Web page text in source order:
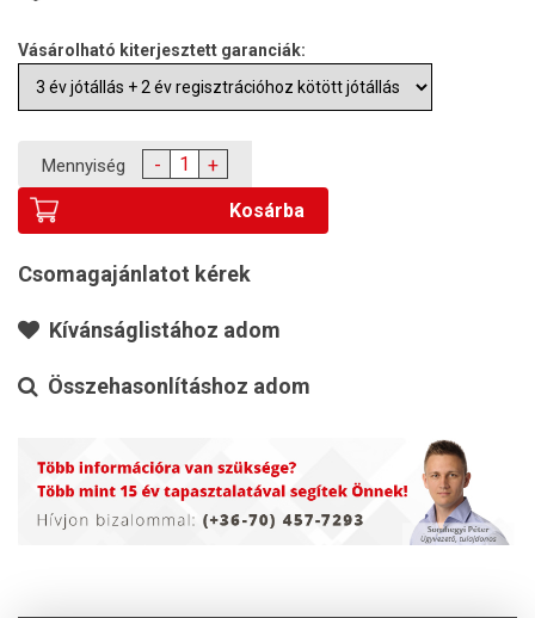
Vásárolható kiterjesztett garanciák:
Mennyiség -
+
Kosárba
Csomagajánlatot kérek
Kívánságlistához adom
Összehasonlításhoz adom